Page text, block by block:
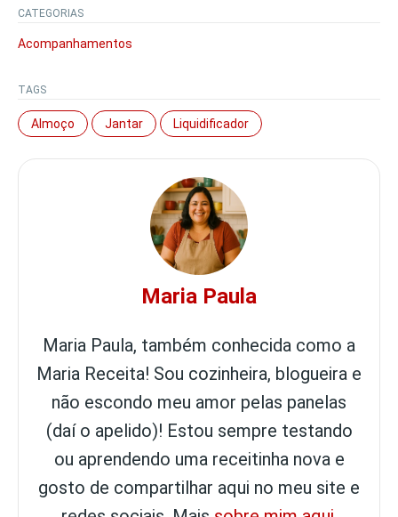
CATEGORIAS
Acompanhamentos
TAGS
Almoço Jantar Liquidificador
Maria Paula
Maria Paula, também conhecida como a
Maria Receita! Sou cozinheira, blogueira e
não escondo meu amor pelas panelas
(daí o apelido)! Estou sempre testando
ou aprendendo uma receitinha nova e
gosto de compartilhar aqui no meu site e